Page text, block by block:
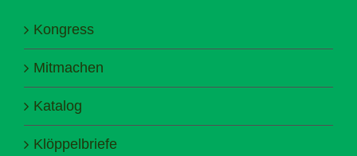
Kongress
Mitmachen
Katalog
Klöppelbriefe